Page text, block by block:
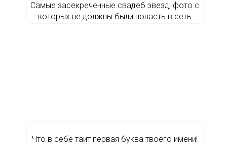
Самые засекреченные свадеб звезд, фото с
которых не должны были попасть в сеть
Что в себе таит первая буква твоего имени!